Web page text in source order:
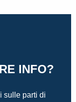
INFO?
sulle parti di